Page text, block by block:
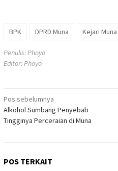
BPK DPRD Muna Kejari Muna
Penulis: Phoyo
Editor: Phoyo
Navigasi
pos
Pos sebelumnya
Alkohol Sumbang Penyebab
Tingginya Perceraian di Muna
POS TERKAIT